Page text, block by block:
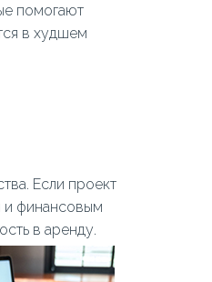
помогают
в худшем
Если проект
и финансовым
в аренду.